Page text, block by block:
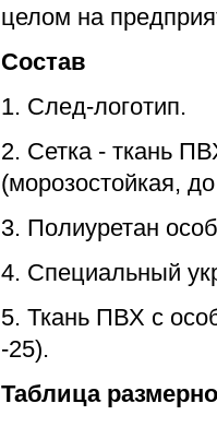
целом на
Состав
1. След-логотип.
2. Сетка - ткань
(морозостойкая,
3. Полиуретан
4. Специальный
5. Ткань ПВХ с
-25).
Таблица